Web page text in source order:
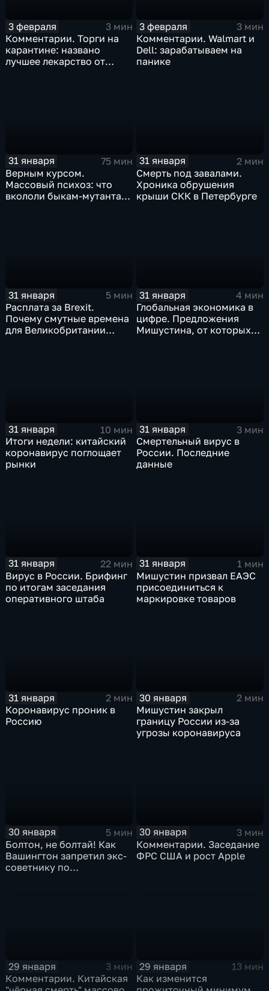
3 февраля
3 мин
Комментарии. Торги на
карантине: названо
лучшее лекарство от
3 февраля
3 мин
Комментарии. Walmart и
Dell: зарабатываем на
панике
31 января
75 мин
Верным курсом.
Массовый психоз: что
вкололи быкам-мутантам,
31 января
2 мин
Смерть под завалами.
Хроника обрушения
крыши СКК в Петербурге
31 января
5 мин
Расплата за Brexit.
Почему смутные времена
для Великобритании
31 января
4 мин
Глобальная экономика в
цифре. Предложения
Мишустина, от которых
31 января
10 мин
Итоги недели: китайский
коронавирус поглощает
рынки
31 января
3 мин
Смертельный вирус в
России. Последние
данные
31 января
22 мин
Вирус в России. Брифинг
по итогам заседания
оперативного штаба
31 января
1 мин
Мишустин призвал ЕАЭС
присоединиться к
маркировке товаров
31 января
2 мин
Коронавирус проник в
Россию
30 января
2 мин
Мишустин закрыл
границу России из-за
угрозы коронавируса
30 января
5 мин
Болтон, не болтай! Как
Вашингтон запретил экс-
советнику по
30 января
3 мин
Комментарии. Заседание
ФРС США и рост Apple
29 января
3 мин
Комментарии. Китайская
29 января
13 мин
Как изменится